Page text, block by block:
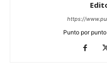
https://
Punto por